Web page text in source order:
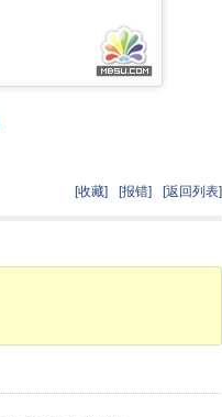
[收藏] [报错] [返回列表]